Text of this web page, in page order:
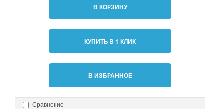
В КОРЗИНУ
КУПИТЬ В 1 КЛИК
В ИЗБРАННОЕ
Сравнение